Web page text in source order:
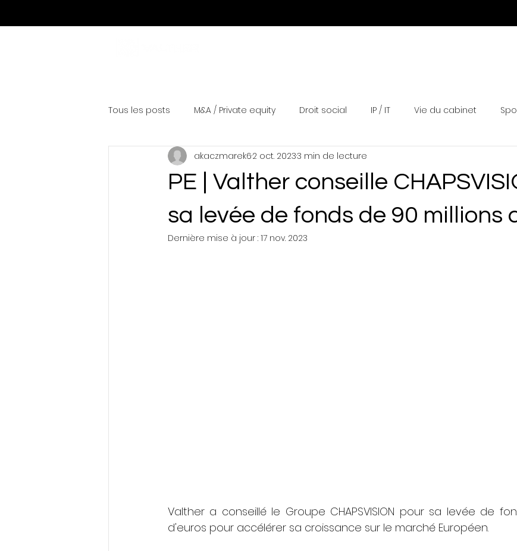
Tous les posts M&A / Private equity Droit social IP / IT Vie du cabinet
PE | Valther conseille
sa levée de fonds de 90 millions
akaczmarek62 oct. 20233 min de lecture
Dernière mise à jour : 17 nov. 2023
Valther a conseillé le Groupe CHAPSVISION pour sa levée de
d'euros pour accélérer sa croissance sur le marché Européen.